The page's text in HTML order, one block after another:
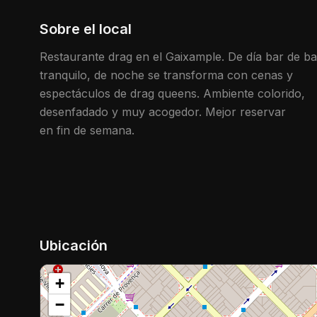
Sobre el local
Restaurante drag en el Gaixample. De día bar de
tranquilo, de noche se transforma con cenas y
espectáculos de drag queens. Ambiente colorido,
desenfadado y muy acogedor. Mejor reservar
en fin de semana.
Ubicación
+
−